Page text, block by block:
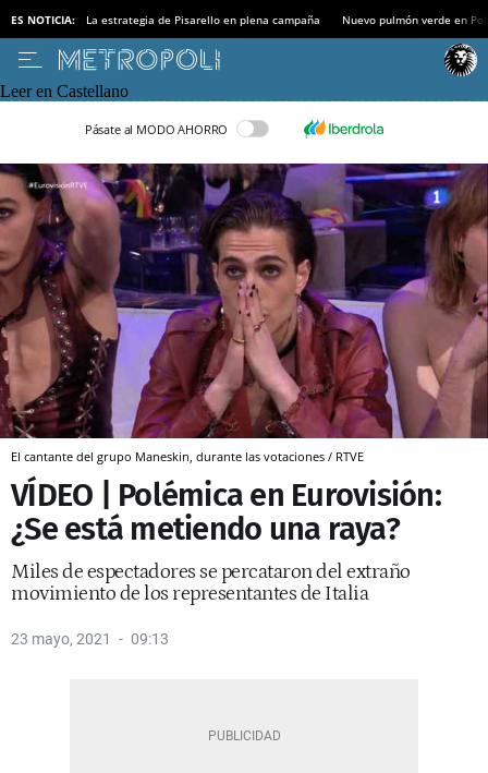
ES NOTICIA: La estrategia de Pisarello en plena campaña Nuevo pulmón verde en
Leer en Castellano
Pásate al MODO AHORRO
El cantante del grupo Maneskin, durante las votaciones / RTVE
VÍDEO | Polémica en Eurovisión:
¿Se está metiendo una raya?
Miles de espectadores se percataron del extraño
movimiento de los representantes de Italia
23 mayo, 2021 09:13